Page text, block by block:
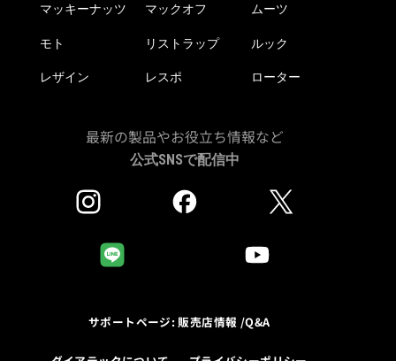
マッキーナッツ マックオフ ムーツ
モト リストラップ ルック
レザイン レスポ ローター
最新の製品やお役立ち情報など
公式SNSで配信中
サポートページ: 販売店情報 /Q&A